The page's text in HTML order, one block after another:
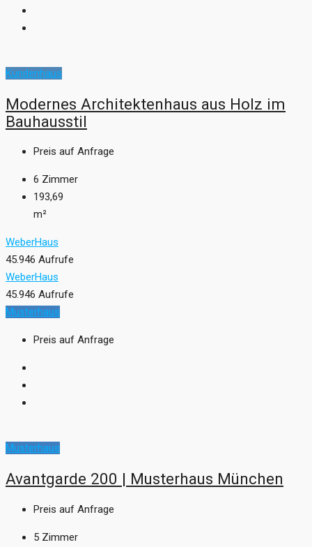
Kundenhaus
Modernes Architektenhaus aus Holz im
Bauhausstil
Preis auf Anfrage
6 Zimmer
193,69
m²
WeberHaus
45.946 Aufrufe
WeberHaus
45.946 Aufrufe
Musterhaus
Preis auf Anfrage
Musterhaus
Avantgarde 200 | Musterhaus München
Preis auf Anfrage
5 Zimmer